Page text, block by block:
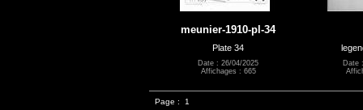
meunier-1910-pl-34
Plate 34
Date : 26/04/2025
Affichages : 665
Date
Page : 1